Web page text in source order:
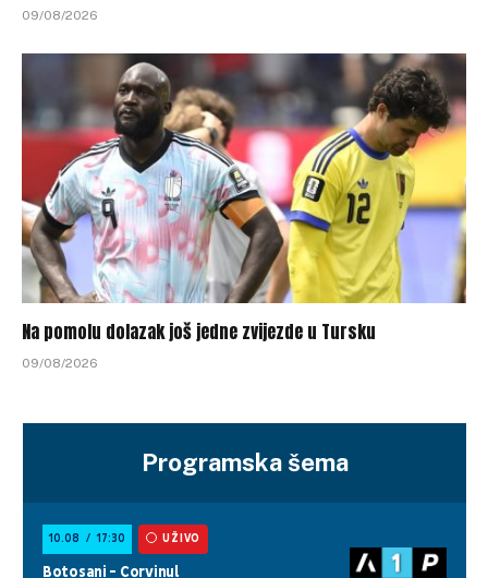
09/08/2026
Na pomolu dolazak još jedne zvijezde u Tursku
09/08/2026
Programska šema